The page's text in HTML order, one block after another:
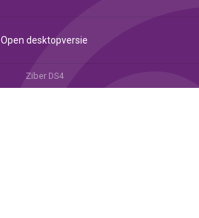
Open desktopversie
Ziber DS4